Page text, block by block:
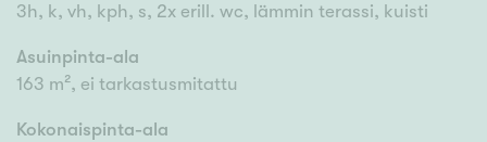
3h, k, vh, kph, s, 2x erill. wc, lämmin terassi, kuisti
Asuinpinta-ala
163 m², ei tarkastusmitattu
Kokonaispinta-ala